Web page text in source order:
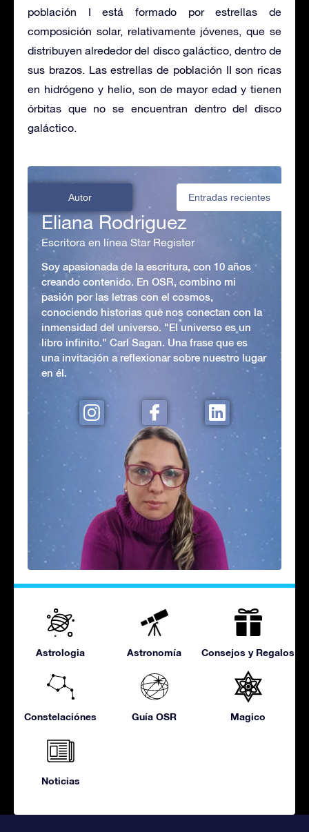
población I está formado por estrellas de
composición solar, relativamente jóvenes, que se
distribuyen alrededor del disco galáctico, dentro de
sus brazos. Las estrellas de población II son ricas
en hidrógeno y helio, son de mayor edad y tienen
órbitas que no se encuentran dentro del disco
galáctico.
Autor Entradas recientes
Eliana Rodriguez
Escritora en línea Star Register
Soy apasionada de la escritura, con 10 años
creando contenido. En OSR, combino mi
pasión por las letras con el cosmos,
conociendo historias que nos conectan con la
inmensidad del universo. "El universo es un
libro infinito." Carl Sagan. Una frase que es
una invitación a reflexionar sobre nuestro lugar
en él.
Astrologia Astronomía Consejos y Regalos
Constelaciónes Guía OSR Magico
Noticias